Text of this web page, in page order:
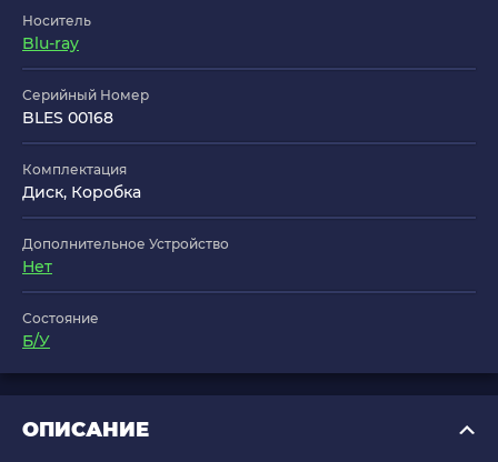
Носитель
Blu-ray
Серийный Номер
BLES 00168
Комплектация
Диск, Коробка
Дополнительное Устройство
Нет
Состояние
Б/У
ОПИСАНИЕ